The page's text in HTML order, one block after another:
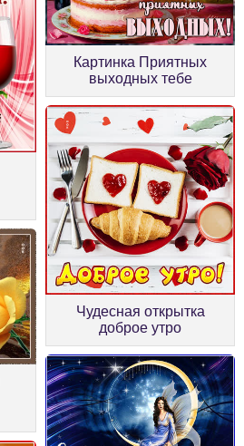
Картинка Приятных
выходных тебе
Чудесная открытка
доброе утро